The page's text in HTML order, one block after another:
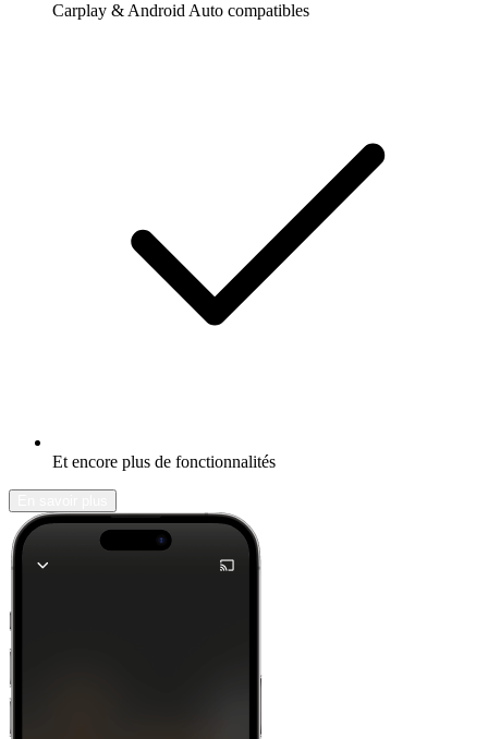
Carplay & Android Auto compatibles
Et encore plus de fonctionnalités